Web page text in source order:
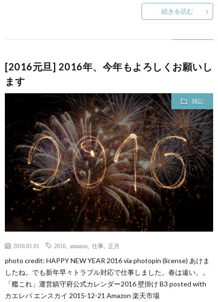
グ
て
続きを読む
[2016元旦] 2016年、今年もよろしくお願いし
ます
雑記
2016.01.01 2016 amazon 仕事 正月
photo credit: HAPPY NEW YEAR 2016 via photopin (license) あけま
したね。でも新年早々トラブル対応で仕事しました。春は遠い。。
「艦これ」運営鎮守府公式カレンダー2016 壁掛け B3 posted with
カエレバ エンスカイ 2015-12-21 Amazon 楽天市場